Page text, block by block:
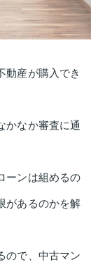
動産が購入でき
かなか審査に通
ーンは組めるの
があるのかを解
ので、中古マン